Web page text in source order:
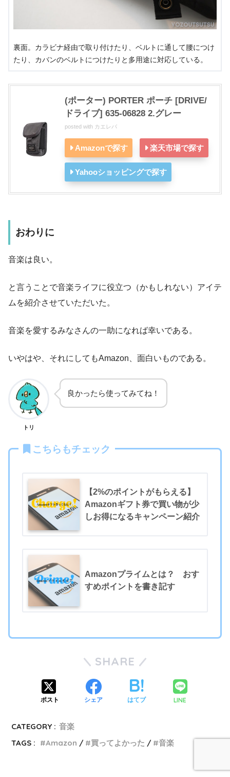
裏面。カラビナ経由で取り付けたり、ベルトに通して腰につけ
たり、カバンのベルトにつけたりと多用途に対応している。
(ポーター) PORTER ポーチ [DRIVE/
ドライブ] 635-06828 2.グレー
posted with カエレバ
Amazonで探す 楽天市場で探す
Yahooショッピングで探す
おわりに
音楽は良い。
と言うことで音楽ライフに役立つ（かもしれない）アイテ
ムを紹介させていただいた。
音楽を愛するみなさんの一助になれば幸いである。
いやはや、それにしてもAmazon、面白いものである。
トリ
良かったら使ってみてね！
こちらもチェック
【2%のポイントがもらえる】
Amazonギフト券で買い物が少
しお得になるキャンペーン紹介
Amazonプライムとは？ おす
すめポイントを書き記す
SHARE
ポスト シェア はてブ LINE
CATEGORY : 音楽
TAGS :
Amazon 買ってよかった 音楽